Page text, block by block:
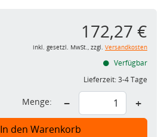
172,27 €
inkl. gesetzl. MwSt., zzgl. Versandkosten
Verfügbar
Lieferzeit:3-4 Tage
Menge: − +
In den Warenkorb